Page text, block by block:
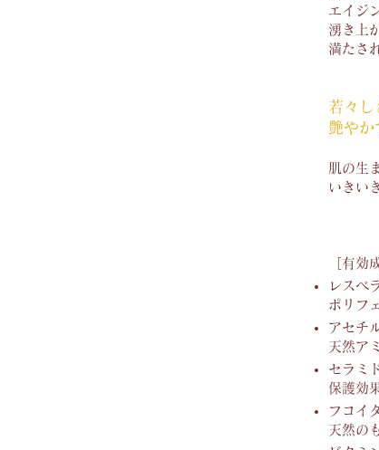
エイジ
湧き上
満たさ
若々
艶や
肌の生
いきい
［有効
レスべ
ポリフ
アセチ
天然ア
セラミ
保護効
フコイ
天然の